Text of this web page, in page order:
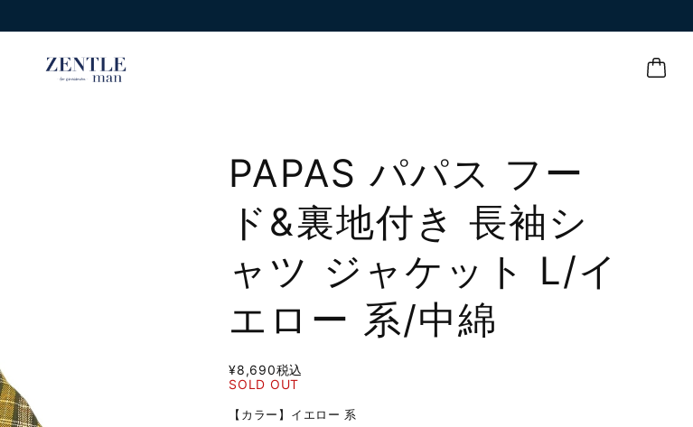
PAPAS パパス フー
ド&裏地付き 長袖シ
ャツ ジャケット L/イ
エロー 系/中綿
¥8,690税込
SOLD OUT
【カラー】イエロー 系